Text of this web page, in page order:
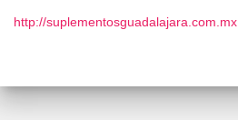
http://suplementosguadalajara.com.mx